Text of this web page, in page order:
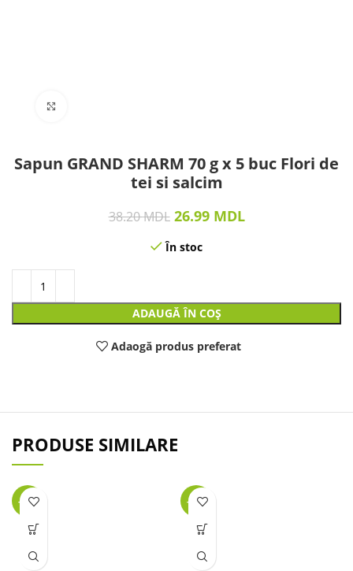
Sapun GRAND SHARM 70 g x 5 buc Flori de
tei si salcim
38.20MDL 26.99 MDL
În stoc
ADAUGĂ ÎN COȘ
Adaogă produs preferat
PRODUSE SIMILARE
-34% -39%